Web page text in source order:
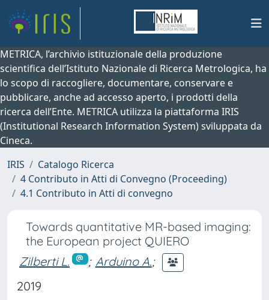
METRICA, l’archivio istituzionale della produzione
scientifica dell’Istituto Nazionale di Ricerca Metrologica, ha
lo scopo di raccogliere, documentare, conservare e
pubblicare, anche ad accesso aperto, i prodotti della
ricerca dell’Ente. METRICA utilizza la piattaforma IRIS
(Institutional Research Information System) sviluppata da
Cineca.
IRIS
Catalogo Ricerca
4 Contributo in Atti di Convegno (Proceeding)
4.1 Contributo in Atti di convegno
Towards quantitative MR-based imaging:
the European project QUIERO
Zilberti L.
; Arduino A.;
2019